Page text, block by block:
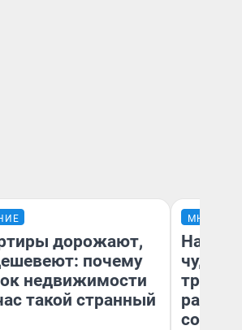
дорожают,
почему
недвижимости
такой странный
МНЕНИЕ
чудом